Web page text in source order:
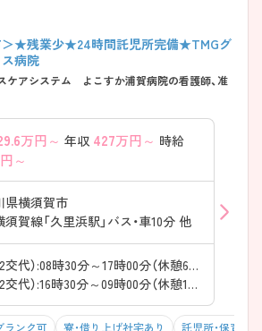
＞★残業少★24時間託児所完備★TMGグ
病院
ケアシステム よこすか浦賀病院の看護師、准
万円～ 年収 427万円～ 時給
円～
県横須賀市
須賀線「久里浜駅」バス・車10分 他
日勤（2交代）:08時30分～17時00分（休憩60分）
代）:16時30分～09時00分（休憩120分）
ランク可 寮・借り上げ社宅あり 託児所・保育支